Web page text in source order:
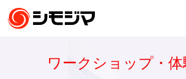
ワークショップ・体